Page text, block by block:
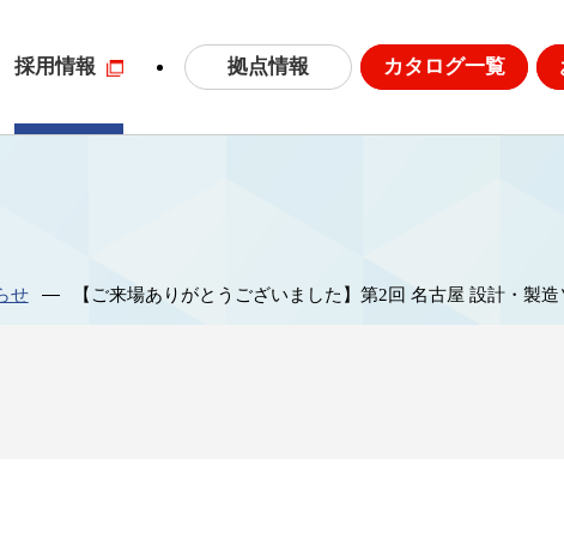
採用情報 拠点情報 カタログ一覧
せ 【ご来場ありがとうございました】第2回 名古屋 設計・製